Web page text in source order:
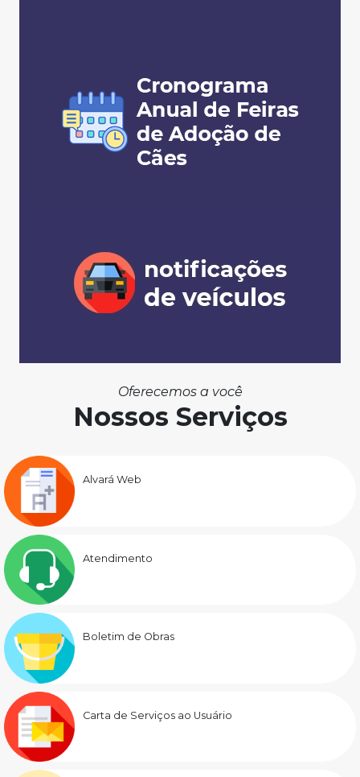
Oferecemos a você
Nossos Serviços
Alvará Web
Atendimento
Boletim de Obras
Carta de Serviços ao Usuário